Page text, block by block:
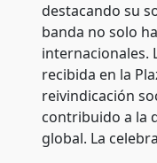
destacando su
banda no solo
internacionales.
recibida en la
reivindicación
contribuido a la
global. La